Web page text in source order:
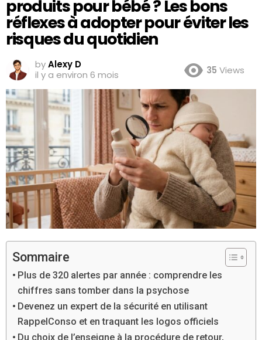
produits pour bébé ? Les bons
réflexes à adopter pour éviter les
risques du quotidien
byAlexy D
il y a environ 6 mois
35 Views
Sommaire
Plus de 320 alertes par année : comprendre les
chiffres sans tomber dans la psychose
Devenez un expert de la sécurité en utilisant
RappelConso et en traquant les logos officiels
Du choix de l’enseigne à la procédure de retour,